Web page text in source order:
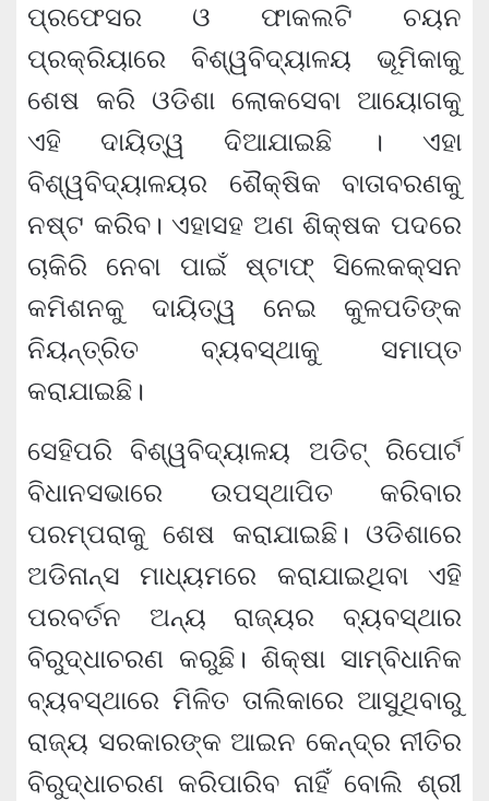
ପ୍ରଫେସର ଓ ଫାକଲଟି ଚୟନ
ପ୍ରକ୍ରିୟାରେ ବିଶ୍ୱବିଦ୍ୟାଳୟ ଭୂମିକାକୁ
ଶେଷ କରି ଓଡିଶା ଲୋକସେବା ଆୟୋଗକୁ
ଏହି ଦାୟିତ୍ୱ ଦିଆଯାଇଛି । ଏହା
ବିଶ୍ୱବିଦ୍ୟାଳୟର ଶୈକ୍ଷିକ ବାତାବରଣକୁ
ନଷ୍ଟ କରିବ। ଏହାସହ ଅଣ ଶିକ୍ଷକ ପଦରେ
ଚାକିରି ନେବା ପାଇଁ ଷ୍ଟାଫ୍ ସିଲେକକ୍ସନ
କମିଶନକୁ ଦାୟିତ୍ୱ ନେଇ କୁଳପତିଙ୍କ
ନିୟନ୍ତ୍ରିତ ବ୍ୟବସ୍ଥାକୁ ସମାପ୍ତ
କରାଯାଇଛି।
ସେହିପରି ବିଶ୍ୱବିଦ୍ୟାଳୟ ଅଡିଟ୍ ରିପୋର୍ଟ
ବିଧାନସଭାରେ ଉପସ୍ଥାପିତ କରିବାର
ପରମ୍ପରାକୁ ଶେଷ କରାଯାଇଛି। ଓଡିଶାରେ
ଅଡିନାନ୍ସ ମାଧ୍ୟମରେ କରାଯାଇଥିବା ଏହି
ପରବର୍ତନ ଅନ୍ୟ ରାଜ୍ୟର ବ୍ୟବସ୍ଥାର
ବିରୁଦ୍ଧାଚରଣ କରୁଛି। ଶିକ୍ଷା ସାମ୍ବିଧାନିକ
ବ୍ୟବସ୍ଥାରେ ମିଳିତ ତାଲିକାରେ ଆସୁଥିବାରୁ
ରାଜ୍ୟ ସରକାରଙ୍କ ଆଇନ କେନ୍ଦ୍ର ନୀତିର
ବିରୁଦ୍ଧାଚରଣ କରିପାରିବ ନାହିଁ ବୋଲି ଶ୍ରୀ